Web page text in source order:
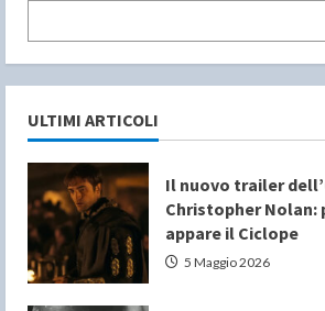
ULTIMI ARTICOLI
Il nuovo trailer
Christopher Nolan:
appare il Ciclope
5 Maggio 2026